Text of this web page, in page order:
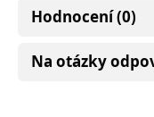
Hodnocení (0)
Na otázky